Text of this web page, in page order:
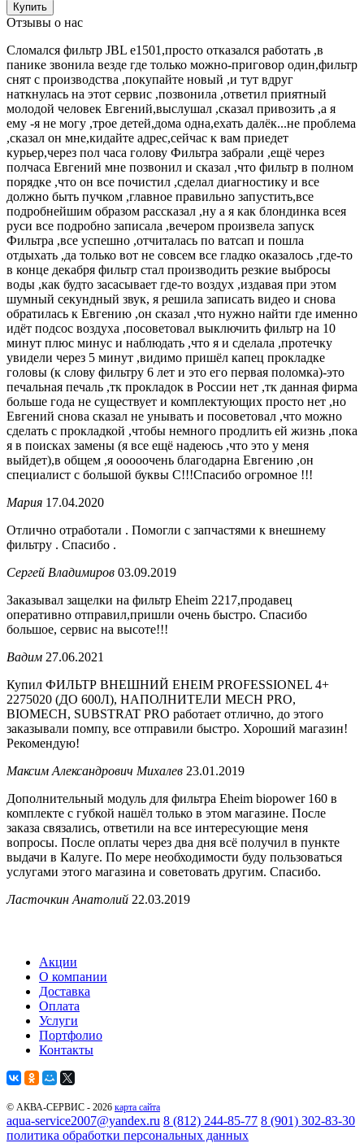
Купить
Отзывы о нас
Сломался фильтр JBL e1501,просто отказался работать ,в
панике звонила везде где только можно-приговор один,фильтр
снят с производства ,покупайте новый ,и тут вдруг
наткнулась на этот сервис ,позвонила ,ответил приятный
молодой человек Евгений,выслушал ,сказал привозить ,а я
ему -я не могу ,трое детей,дома одна,ехать далёк...не проблема
,сказал он мне,кидайте адрес,сейчас к вам приедет
курьер,через пол часа голову Фильтра забрали ,ещё через
полчаса Евгений мне позвонил и сказал ,что фильтр в полном
порядке ,что он все почистил ,сделал диагностику и все
должно быть пучком ,главное правильно запустить,все
подробнейшим образом рассказал ,ну а я как блондинка всея
руси все подробно записала ,вечером произвела запуск
Фильтра ,все успешно ,отчиталась по ватсап и пошла
отдыхать ,да только вот не совсем все гладко оказалось ,где-то
в конце декабря фильтр стал производить резкие выбросы
воды ,как будто засасывает где-то воздух ,издавая при этом
шумный секундный звук, я решила записать видео и снова
обратилась к Евгению ,он сказал ,что нужно найти где именно
идёт подсос воздуха ,посоветовал выключить фильтр на 10
минут плюс минус и наблюдать ,что я и сделала ,протечку
увидели через 5 минут ,видимо пришёл капец прокладке
головы (к слову фильтру 6 лет и это его первая поломка)-это
печальная печаль ,тк прокладок в России нет ,тк данная фирма
больше года не существует и комплектующих просто нет ,но
Евгений снова сказал не унывать и посоветовал ,что можно
сделать с прокладкой ,чтобы немного продлить ей жизнь ,пока
я в поисках замены (я все ещё надеюсь ,что это у меня
выйдет),в общем ,я ооооочень благодарна Евгению ,он
специалист с большой буквы С!!!Спасибо огромное !!!
Мария 17.04.2020
Отлично отработали . Помогли с запчастями к внешнему
фильтру . Спасибо .
Сергей Владимиров 03.09.2019
Заказывал защелки на фильтр Eheim 2217,продавец
оперативно отправил,пришли очень быстро. Спасибо
большое, сервис на высоте!!!
Вадим 27.06.2021
Купил ФИЛЬТР ВНЕШНИЙ EHEIM PROFESSIONEL 4+
2275020 (ДО 600Л), НАПОЛНИТЕЛИ MECH PRO,
BIOMECH, SUBSTRAT PRO работает отлично, до этого
заказывали помпу, все отправили быстро. Хороший магазин!
Рекомендую!
Максим Александрович Михалев 23.01.2019
Дополнительный модуль для фильтра Eheim biopower 160 в
комплекте с губкой нашёл только в этом магазине. После
заказа связались, ответили на все интересующие меня
вопросы. После оплаты через два дня всё получил в пункте
выдачи в Калуге. По мере необходимости буду пользоваться
услугами этого магазина и советовать другим. Спасибо.
Ласточкин Анатолий 22.03.2019
Акции
О компании
Доставка
Оплата
Услуги
Портфолио
Контакты
© АКВА-СЕРВИС - 2026 карта сайта
aqua-service2007@yandex.ru 8 (812) 244-85-77 8 (901) 302-83-30
политика обработки персональных данных